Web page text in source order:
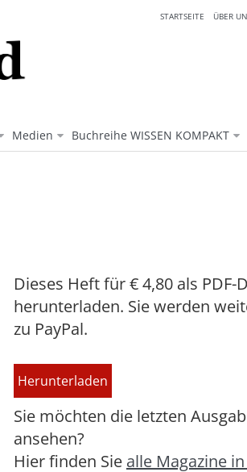
Medien Buchreihe WISSEN KOMPAKT
STARTSEITE ÜBER
Dieses Heft für € 4,80 als PDF-
herunterladen. Sie werden
zu PayPal.
Herunterladen
Sie möchten die letzten
ansehen?
Hier finden Sie alle Magazine